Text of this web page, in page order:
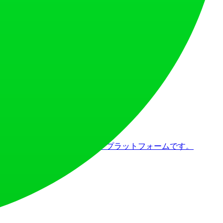
ためのプロダクトローンチプラットフォームです。